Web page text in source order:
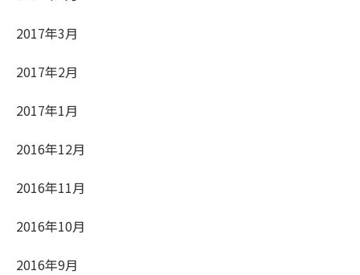
2017年3月
2017年2月
2017年1月
2016年12月
2016年11月
2016年10月
2016年9月